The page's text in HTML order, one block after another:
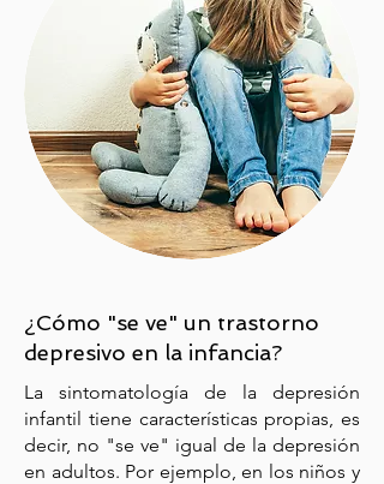
¿Cómo "se ve" un trastorno
depresivo en la infancia?
La sintomatología de la depresión
infantil tiene características propias, es
decir, no "se ve" igual de la depresión
en adultos. Por ejemplo, en los niños y